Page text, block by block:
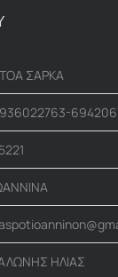
ΣΑΡΚΑ
ΗΛΙΑΣ